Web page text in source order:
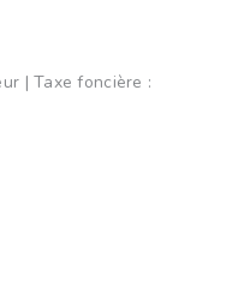
| Taxe foncière :